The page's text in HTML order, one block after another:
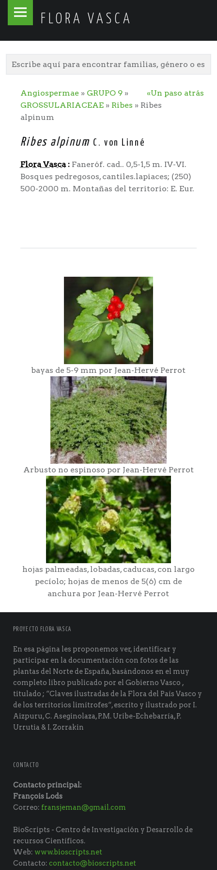
FLORA VASCA
Flora
Skip
«Un paso atrás
Angiospermae» GRUPO 9»
GROSSULARIACEAE» Ribes » Ribes
alpinum
Ribes alpinum C. von Linné
Flora Vasca:Faneróf. cad.. 0,5-1,5 m. IV-VI.
Bosques pedregosos, cantiles.lapiaces; (250)
500-2000 m. Montañas del territorio: E. Eur.
bayas de 5-9 mm por Jean-Hervé Perrot
Arbusto no espinoso por Jean-Hervé Perrot
hojas palmeadas, lobadas, caducas, con largo
pecíolo; hojas de menos de 5(6) cm de
anchura por Jean-Hervé Perrot
PROYECTO FLORA VASCA
En esa página les proponemos ver, identificar y
participar en la documentación con fotos de las
plantas del Norte de España, basándonos en el muy
completo libro publicado por el Gobierno Vasco ,
titulado ; “Claves ilustradas de la Flora del País Vasco y
de los territorios limítrofes“, escrito y ilustrado por I.
Aizpuru, C. Aseginolaza, P.M. Uribe-Echebarría, P.
Urrutia & I. Zorrakin
CONTACTO
Contacto principal:
François Lods
Correo: fransjeman@gmail.com
BioScripts - Centro de Investigación y Desarrollo de
recursos Científicos.
Web: www.bioscripts.net
Contacto:contacto@bioscripts.net